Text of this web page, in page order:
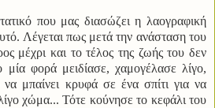
που μας διασώζει η λαογραφική
Λέγεται πως μετά την ανάσταση του
μέχρι και το τέλος της ζωής του δεν
φορά μειδίασε, χαμογέλασε λίγο,
μπαίνει κρυφά σε ένα σπίτι για να
χώμα... Τότε κούνησε το κεφάλι του